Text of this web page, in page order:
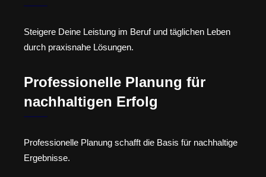
Steigere Deine Leistung im Beruf und täglichen Leben
durch praxisnahe Lösungen.
Professionelle Planung für
nachhaltigen Erfolg
Professionelle Planung schafft die Basis für nachhaltige
Ergebnisse.